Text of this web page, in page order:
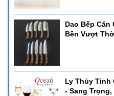
Dao Bếp Cán
Bền Vượt
Ly Thủy Tinh
- Sang